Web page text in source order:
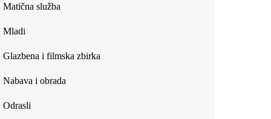
Matična služba
Mladi
Glazbena i filmska zbirka
Nabava i obrada
Odrasli